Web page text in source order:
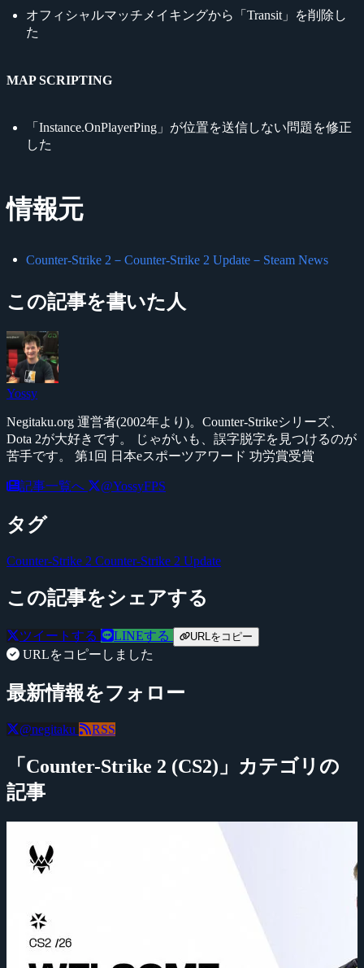
オフィシャルマッチメイキングから「Transit」を削除し
た
MAP SCRIPTING
「Instance.OnPlayerPing」が位置を送信しない問題を修正
した
情報元
Counter-Strike 2－Counter-Strike 2 Update－Steam News
この記事を書いた人
Yossy
Negitaku.org 運営者(2002年より)。Counter-Strikeシリーズ、
Dota 2が大好きです。 じゃがいも、誤字脱字を見つけるのが
苦手です。 第1回 日本eスポーツアワード 功労賞受賞
記事一覧へ @YossyFPS
タグ
Counter-Strike 2 Counter-Strike 2 Update
この記事をシェアする
ツイートする LINEする URLをコピー
URLをコピーしました
最新情報をフォロー
@negitaku RSS
「Counter-Strike 2 (CS2)」カテゴリの
記事